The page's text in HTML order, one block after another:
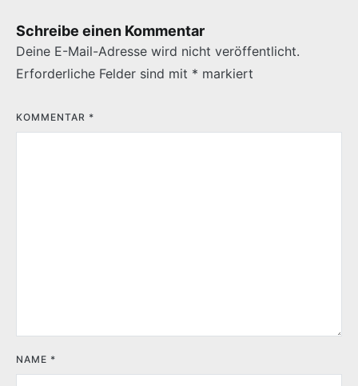
Schreibe einen Kommentar
Deine E-Mail-Adresse wird nicht veröffentlicht.
Erforderliche Felder sind mit * markiert
KOMMENTAR *
NAME *